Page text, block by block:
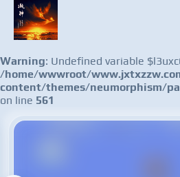
Warning: Undefined variable
/home/wwwroot/
content/themes/neumorphism/
on line 561